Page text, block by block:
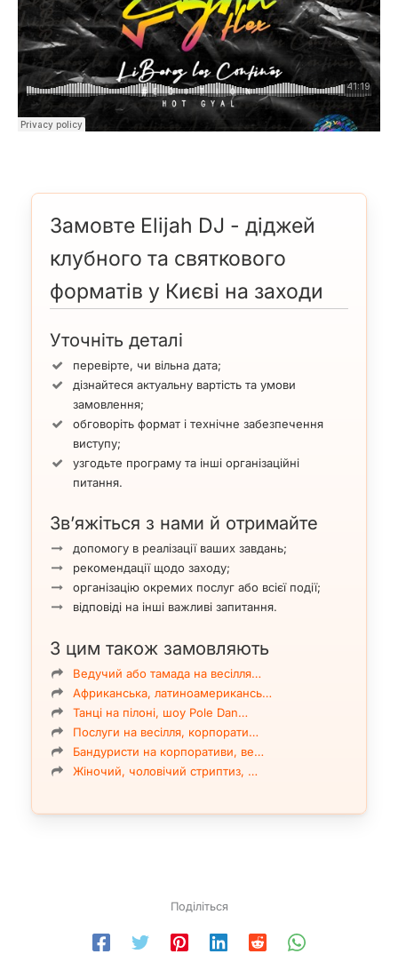
Замовте Elijah DJ - діджей
клубного та святкового
форматів у Києві на заходи
Уточніть деталі
перевірте, чи вільна дата;
дізнайтеся актуальну вартість та умови
замовлення;
обговоріть формат і технічне забезпечення
виступу;
узгодьте програму та інші організаційні
питання.
Зв’яжіться з нами й отримайте
допомогу в реалізації ваших завдань;
рекомендації щодо заходу;
організацію окремих послуг або всієї події;
відповіді на інші важливі запитання.
З цим також замовляють
Ведучий або тамада на весілля…
Африканська, латиноамерикансь…
Танці на пілоні, шоу Pole Dan…
Послуги на весілля, корпорати…
Бандуристи на корпоративи, ве…
Жіночий, чоловічий стриптиз, …
Поділіться